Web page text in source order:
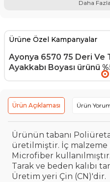
Daha Fazla
Ürüne Özel Kampanyalar
Ayonya 6570 75 Deri Ve
Ayakkabı Boyası ürünü
Ürün Açıklaması Ürün
Ürünün tabanı
üretilmiştir. İç malzeme
Microfiber kullanılmıştır.
Tarak ve beden kalıbı
Üretim yeri Çin (CN)'dir.